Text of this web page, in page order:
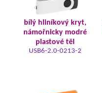
bílý hliníkový kryt,
námořnicky modré
plastové těl
USB6-2.0-0213-2